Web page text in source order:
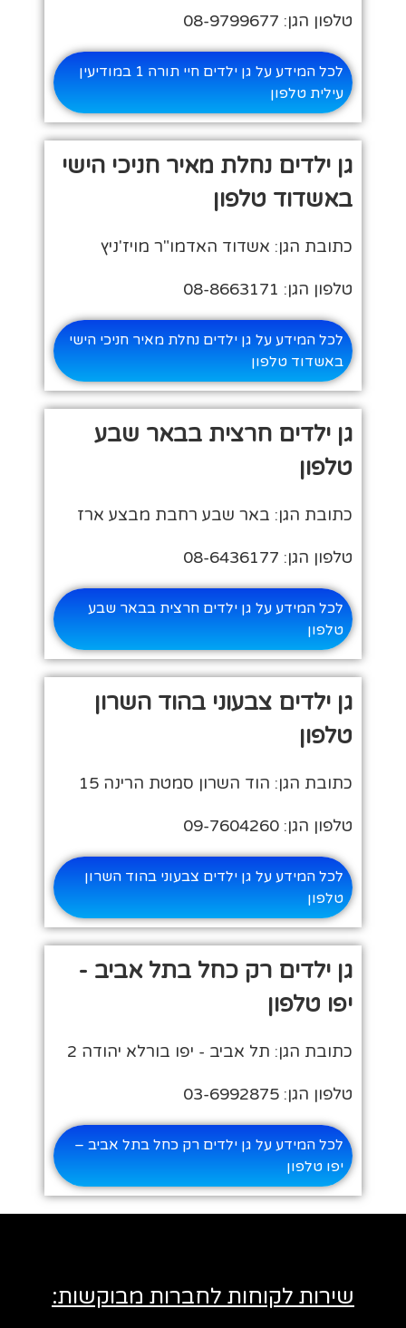
טלפון הגן: 08-9799677
לכל המידע על גן ילדים חיי תורה 1 במודיעין
עילית טלפון
גן ילדים נחלת מאיר חניכי הישי
באשדוד טלפון
כתובת הגן: אשדוד האדמו"ר מויז'ניץ
טלפון הגן: 08-8663171
לכל המידע על גן ילדים נחלת מאיר חניכי הישי
באשדוד טלפון
גן ילדים חרצית בבאר שבע
טלפון
כתובת הגן: באר שבע רחבת מבצע ארז
טלפון הגן: 08-6436177
לכל המידע על גן ילדים חרצית בבאר שבע
טלפון
גן ילדים צבעוני בהוד השרון
טלפון
כתובת הגן: הוד השרון סמטת הרינה 15
טלפון הגן: 09-7604260
לכל המידע על גן ילדים צבעוני בהוד השרון
טלפון
גן ילדים רק כחל בתל אביב -
יפו טלפון
כתובת הגן: תל אביב - יפו בורלא יהודה 2
טלפון הגן: 03-6992875
לכל המידע על גן ילדים רק כחל בתל אביב –
יפו טלפון
שירות לקוחות לחברות מבוקשות: